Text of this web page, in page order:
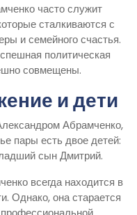
часто служит
сталкиваются с
и семейного счастья.
политическая
совмещены.
и дети
Абрамченко,
пары есть двое детей:
сын Дмитрий.
всегда находится в
Однако, она старается